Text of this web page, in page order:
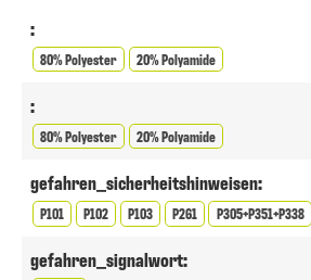
:
80% Polyester 20% Polyamide
:
80% Polyester 20% Polyamide
gefahren_sicherheitshinweisen:
P101 P102 P103 P261 P305+P351+P338
gefahren_signalwort: